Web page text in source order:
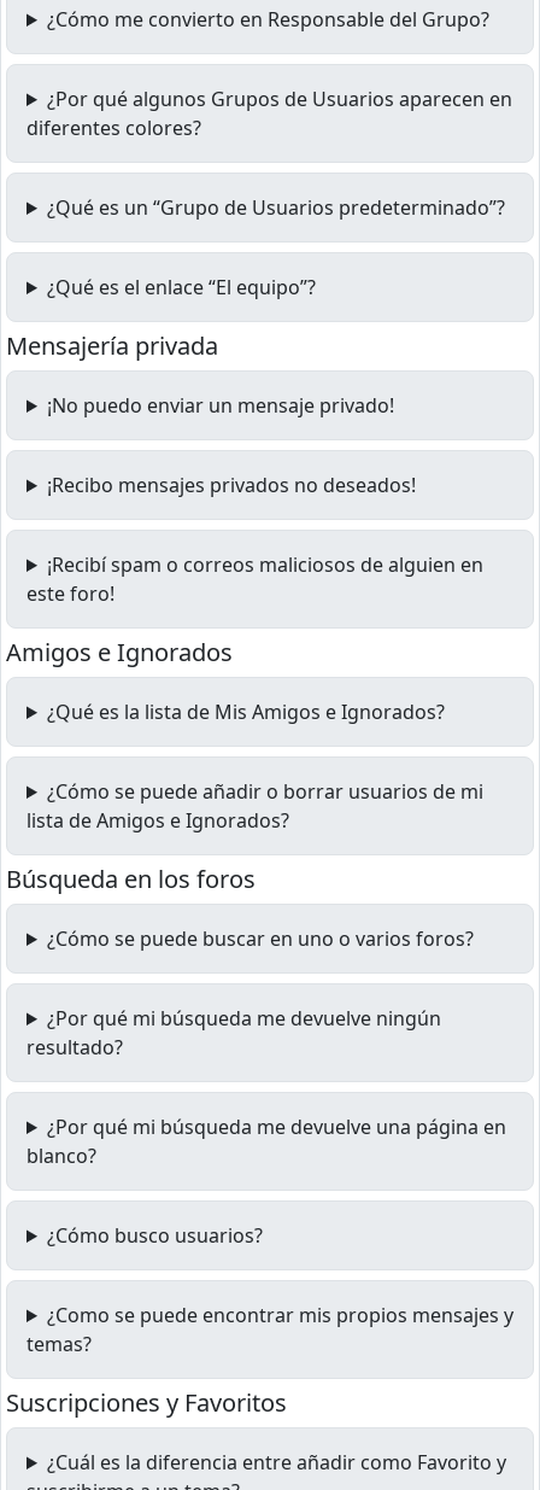
¿Cómo me convierto en Responsable del Grupo?
¿Por qué algunos Grupos de Usuarios aparecen en
diferentes colores?
¿Qué es un “Grupo de Usuarios predeterminado”?
¿Qué es el enlace “El equipo”?
Mensajería privada
¡No puedo enviar un mensaje privado!
¡Recibo mensajes privados no deseados!
¡Recibí spam o correos maliciosos de alguien en
este foro!
Amigos e Ignorados
¿Qué es la lista de Mis Amigos e Ignorados?
¿Cómo se puede añadir o borrar usuarios de mi
lista de Amigos e Ignorados?
Búsqueda en los foros
¿Cómo se puede buscar en uno o varios foros?
¿Por qué mi búsqueda me devuelve ningún
resultado?
¿Por qué mi búsqueda me devuelve una página en
blanco?
¿Cómo busco usuarios?
¿Como se puede encontrar mis propios mensajes y
temas?
Suscripciones y Favoritos
¿Cuál es la diferencia entre añadir como Favorito y